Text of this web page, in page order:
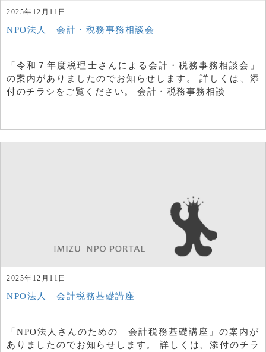
2025年12月11日
NPO法人 会計・税務事務相談会
「令和７年度税理士さんによる会計・税務事務相談会」
の案内がありましたのでお知らせします。 詳しくは、添
付のチラシをご覧ください。 会計・税務事務相談
2025年12月11日
NPO法人 会計税務基礎講座
「NPO法人さんのための 会計税務基礎講座」の案内が
ありましたのでお知らせします。 詳しくは、添付のチラ